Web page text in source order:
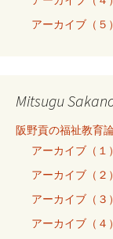
アーカイブ（５
Mitsugu
阪野貢の福祉教育
アーカイブ（１
アーカイブ（２
アーカイブ（３
アーカイブ（４